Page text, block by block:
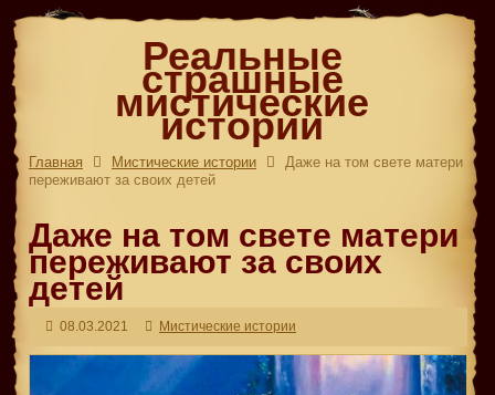
Реальные
страшные
мистические
истории
Главная Мистические истории
Даже на том свете матери
переживают за своих детей
Даже на том свете матери
переживают за своих
детей
08.03.2021 Мистические истории